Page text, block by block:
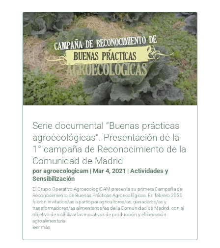
Serie documental “Buenas prácticas
agroecológicas”. Presentación de la
1° campaña de Reconocimiento de la
Comunidad de Madrid
por agroecologicam| Mar 4, 2021 | Actividades y
Sensibilización
El Grupo Operativo AgroecologiCAM presenta su primera Campaña de
Reconocimiento de Buenas Prácticas Agroecológicas. En febrero 2020
fueron invitados/as a participar agricultores/as, ganaderos/as y
transformadores/as alimentarios/as de la Comunidad de Madrid, con el
objetivo de visibilizar las iniciativas de producción y elaboración
agroalimentaria
leer más